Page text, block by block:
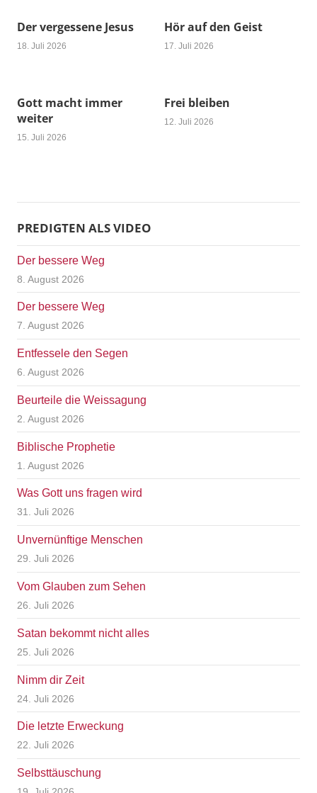
Der vergessene Jesus
18. Juli 2026
Hör auf den Geist
17. Juli 2026
Gott macht immer
weiter
15. Juli 2026
Frei bleiben
12. Juli 2026
PREDIGTEN ALS VIDEO
Der bessere Weg
8. August 2026
Der bessere Weg
7. August 2026
Entfessele den Segen
6. August 2026
Beurteile die Weissagung
2. August 2026
Biblische Prophetie
1. August 2026
Was Gott uns fragen wird
31. Juli 2026
Unvernünftige Menschen
29. Juli 2026
Vom Glauben zum Sehen
26. Juli 2026
Satan bekommt nicht alles
25. Juli 2026
Nimm dir Zeit
24. Juli 2026
Die letzte Erweckung
22. Juli 2026
Selbsttäuschung